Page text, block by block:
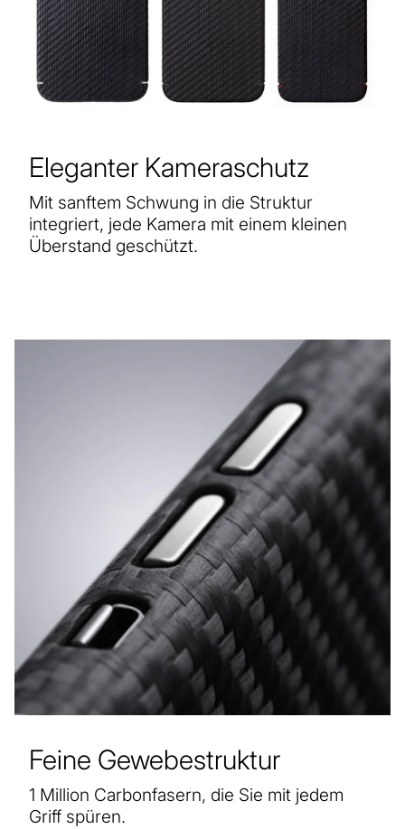
Eleganter Kameraschutz
Mit sanftem Schwung in die Struktur
integriert, jede Kamera mit einem kleinen
Überstand geschützt.
Feine Gewebestruktur
1 Million Carbonfasern, die Sie mit jedem
Griff spüren.